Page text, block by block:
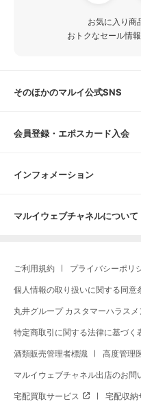
お気に入り商
おトクなセール情
そのほかのマルイ公式SNS
会員登録・エポスカード入会
インフォメーション
マルイウェブチャネルについて
ご利用規約 プライバシーポリ
個人情報の取り扱いに関する同意
丸井グループ カスタマーハラス
特定商取引に関する法律に基づく
酒類販売管理者標識 高度管理
マルイウェブチャネル出店のお問
宅配買取サービス 宅配収納